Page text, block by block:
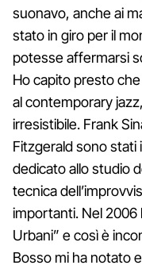
suonavo, anche ai
stato in giro per il
potesse affermarsi
Ho capito presto
al contemporary
irresistibile. Frank
Fitzgerald sono stati
dedicato allo studio
tecnica
importanti. Nel 2006
Urbani” e così è
Bosso mi ha notato